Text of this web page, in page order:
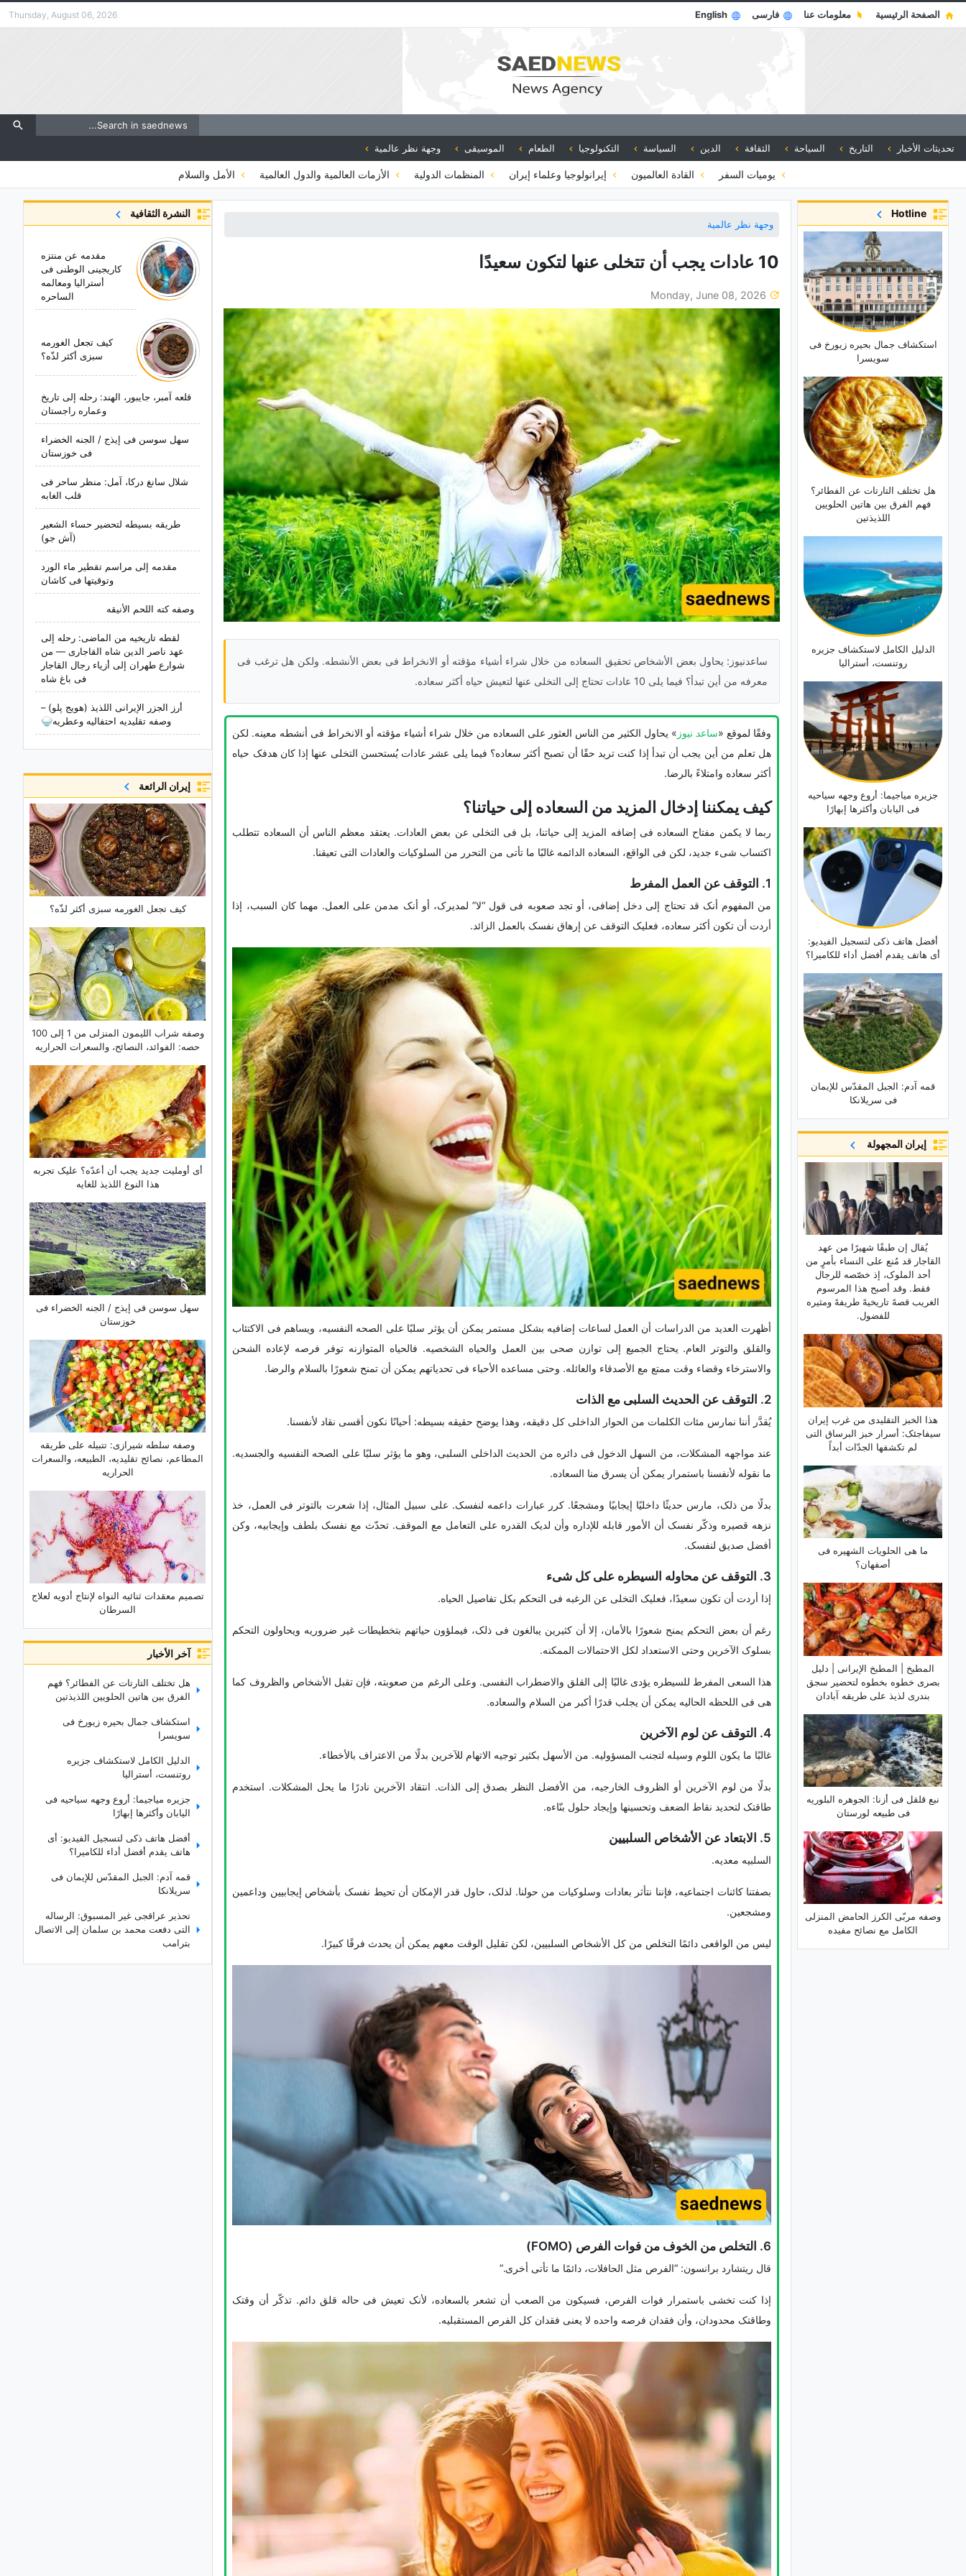
الصفحة الرئيسية معلومات عنا فارسی English
Thursday, August 06, 2026
تحديثات الأخبار التاريخ السياحة الثقافة الدين السياسة التكنولوجيا الطعام الموسيقى وجهة نظر عالمية
يوميات السفر القادة العالميون إيرانولوجيا وعلماء إيران المنظمات الدولية الأزمات العالمية والدول العالمية الأمل والسلام
وجهة نظر عالمية
10 عادات یجب أن تتخلى عنها لتکون سعیدًا
ساعدنیوز: یحاول بعض الأشخاص تحقیق السعاده من خلال شراء أشیاء مؤقته أو الانخراط فی بعض الأنشطه. ولکن هل ترغب فی
معرفه من أین تبدأ؟ فیما یلی 10 عادات تحتاج إلى التخلی عنها لتعیش حیاه أکثر سعاده.
وفقًا لموقع «ساعد نیوز » یحاول الکثیر من الناس العثور على السعاده من خلال شراء أشیاء مؤقته أو الانخراط فی أنشطه معینه. لکن
هل تعلم من أین یجب أن تبدأ إذا کنت ترید حقًا أن تصبح أکثر سعاده؟ فیما یلی عشر عادات یُستحسن التخلی عنها إذا کان هدفک حیاه
أکثر سعاده وامتلاءً بالرضا.
کیف یمکننا إدخال المزید من السعاده إلى حیاتنا؟
ربما لا یکمن مفتاح السعاده فی إضافه المزید إلى حیاتنا، بل فی التخلی عن بعض العادات. یعتقد معظم الناس أن السعاده تتطلب
اکتساب شیء جدید، لکن فی الواقع، السعاده الدائمه غالبًا ما تأتی من التحرر من السلوکیات والعادات التی تعیقنا.
1. التوقف عن العمل المفرط
من المفهوم أنک قد تحتاج إلى دخل إضافی، أو تجد صعوبه فی قول “لا” لمدیرک، أو أنک مدمن على العمل. مهما کان السبب، إذا
أردت أن تکون أکثر سعاده، فعلیک التوقف عن إرهاق نفسک بالعمل الزائد.
أظهرت العدید من الدراسات أن العمل لساعات إضافیه بشکل مستمر یمکن أن یؤثر سلبًا على الصحه النفسیه، ویساهم فی الاکتئاب
والقلق والتوتر العام. یحتاج الجمیع إلى توازن صحی بین العمل والحیاه الشخصیه. فالحیاه المتوازنه توفر فرصه لإعاده الشحن
والاسترخاء وقضاء وقت ممتع مع الأصدقاء والعائله. وحتى مساعده الأحباء فی تحدیاتهم یمکن أن تمنح شعورًا بالسلام والرضا.
2. التوقف عن الحدیث السلبی مع الذات
یُقدَّر أننا نمارس مئات الکلمات من الحوار الداخلی کل دقیقه، وهذا یوضح حقیقه بسیطه: أحیانًا نکون أقسى نقاد لأنفسنا.
عند مواجهه المشکلات، من السهل الدخول فی دائره من الحدیث الداخلی السلبی، وهو ما یؤثر سلبًا على الصحه النفسیه والجسدیه.
ما نقوله لأنفسنا باستمرار یمکن أن یسرق منا السعاده.
بدلًا من ذلک، مارس حدیثًا داخلیًا إیجابیًا ومشجعًا. کرر عبارات داعمه لنفسک. على سبیل المثال، إذا شعرت بالتوتر فی العمل، خذ
نزهه قصیره وذکّر نفسک أن الأمور قابله للإداره وأن لدیک القدره على التعامل مع الموقف. تحدّث مع نفسک بلطف وإیجابیه، وکن
أفضل صدیق لنفسک.
3. التوقف عن محاوله السیطره على کل شیء
إذا أردت أن تکون سعیدًا، فعلیک التخلی عن الرغبه فی التحکم بکل تفاصیل الحیاه.
رغم أن بعض التحکم یمنح شعورًا بالأمان، إلا أن کثیرین یبالغون فی ذلک، فیملؤون حیاتهم بتخطیطات غیر ضروریه ویحاولون التحکم
بسلوک الآخرین وحتى الاستعداد لکل الاحتمالات الممکنه.
هذا السعی المفرط للسیطره یؤدی غالبًا إلى القلق والاضطراب النفسی. وعلى الرغم من صعوبته، فإن تقبل الأشخاص والظروف کما
هی فی اللحظه الحالیه یمکن أن یجلب قدرًا أکبر من السلام والسعاده.
4. التوقف عن لوم الآخرین
غالبًا ما یکون اللوم وسیله لتجنب المسؤولیه. من الأسهل بکثیر توجیه الاتهام للآخرین بدلًا من الاعتراف بالأخطاء.
بدلًا من لوم الآخرین أو الظروف الخارجیه، من الأفضل النظر بصدق إلى الذات. انتقاد الآخرین نادرًا ما یحل المشکلات. استخدم
طاقتک لتحدید نقاط الضعف وتحسینها وإیجاد حلول بنّاءه.
5. الابتعاد عن الأشخاص السلبیین
السلبیه معدیه.
بصفتنا کائنات اجتماعیه، فإننا نتأثر بعادات وسلوکیات من حولنا. لذلک، حاول قدر الإمکان أن تحیط نفسک بأشخاص إیجابیین وداعمین
ومشجعین.
لیس من الواقعی دائمًا التخلص من کل الأشخاص السلبیین، لکن تقلیل الوقت معهم یمکن أن یحدث فرقًا کبیرًا.
6. التخلص من الخوف من فوات الفرص (FOMO)
قال ریتشارد برانسون: “الفرص مثل الحافلات، دائمًا ما تأتی أخرى.”
إذا کنت تخشى باستمرار فوات الفرص، فسیکون من الصعب أن تشعر بالسعاده، لأنک تعیش فی حاله قلق دائم. تذکّر أن وقتک
وطاقتک محدودان، وأن فقدان فرصه واحده لا یعنی فقدان کل الفرص المستقبلیه.
النشرة الثقافية
مقدمه عن منتزه
کاریجینی الوطنی فی
أسترالیا ومعالمه
الساحره
کیف تجعل الغورمه
سبزی أکثر لذّه؟
قلعه آمبر، جایبور، الهند: رحله إلى تاریخ
وعماره راجستان
سهل سوسن فی إیذج / الجنه الخضراء
فی خوزستان
شلال سانغ درکا، آمل: منظر ساحر فی
قلب الغابه
طریقه بسیطه لتحضیر حساء الشعیر
(آش جو)
مقدمه إلى مراسم تقطیر ماء الورد
وتوقیتها فی کاشان
وصفه کته اللحم الأنیقه
لقطه تاریخیه من الماضی: رحله إلى
عهد ناصر الدین شاه القاجاری — من
شوارع طهران إلى أزیاء رجال القاجار
فی باغ شاه
أرز الجزر الإیرانی اللذیذ (هویج پلو) –
وصفه تقلیدیه احتفالیه وعطریه🍚
إيران الرائعة
کیف تجعل الغورمه سبزی أکثر لذّه؟
وصفه شراب اللیمون المنزلی من 1 إلى 100
حصه: الفوائد، النصائح، والسعرات الحراریه
أی أوملیت جدید یجب أن أعدّه؟ علیک تجربه
هذا النوع اللذیذ للغایه
سهل سوسن فی إیذج / الجنه الخضراء فی
خوزستان
وصفه سلطه شیرازی: تتبیله على طریقه
المطاعم، نصائح تقلیدیه، الطبیعه، والسعرات
الحراریه
تصمیم معقدات ثنائیه النواه لإنتاج أدویه لعلاج
السرطان
آخر الأخبار
هل تختلف التارتات عن الفطائر؟ فهم
الفرق بین هاتین الحلویین اللذیذتین
استکشاف جمال بحیره زیورخ فی
سویسرا
الدلیل الکامل لاستکشاف جزیره
روتنست، أسترالیا
جزیره میاجیما: أروع وجهه سیاحیه فی
الیابان وأکثرها إبهارًا
أفضل هاتف ذکی لتسجیل الفیدیو: أی
هاتف یقدم أفضل أداء للکامیرا؟
قمه آدم: الجبل المقدّس للإیمان فی
سریلانکا
تحذیر عراقجی غیر المسبوق: الرساله
التی دفعت محمد بن سلمان إلى الاتصال
بترامب
ارتفاع معدل البطاله فی نیوزیلندا إلى
Hotline
استکشاف جمال بحیره زیورخ فی
سویسرا
هل تختلف التارتات عن الفطائر؟
فهم الفرق بین هاتین الحلویین
اللذیذتین
الدلیل الکامل لاستکشاف جزیره
روتنست، أسترالیا
جزیره میاجیما: أروع وجهه سیاحیه
فی الیابان وأکثرها إبهارًا
أفضل هاتف ذکی لتسجیل الفیدیو:
أی هاتف یقدم أفضل أداء للکامیرا؟
قمه آدم: الجبل المقدّس للإیمان
فی سریلانکا
إيران المجهولة
یُقال إن طبقًا شهیرًا من عهد
القاجار قد مُنع على النساء بأمرٍ من
أحد الملوک، إذ خصّصه للرجال
فقط. وقد أصبح هذا المرسوم
الغریب قصهً تاریخیهً طریفهً ومثیره
للفضول.
هذا الخبز التقلیدی من غرب إیران
سیفاجئک: أسرار خبز البرساق التی
لم تکشفها الجدّات أبداً
ما هی الحلویات الشهیره فی
أصفهان؟
المطبخ | المطبخ الإیرانی | دلیل
بصری خطوه بخطوه لتحضیر سجق
بندری لذیذ على طریقه آبادان
نبع قلقل فی أزنا: الجوهره البلوریه
فی طبیعه لورستان
وصفه مربّى الکرز الحامض المنزلی
الکامل مع نصائح مفیده